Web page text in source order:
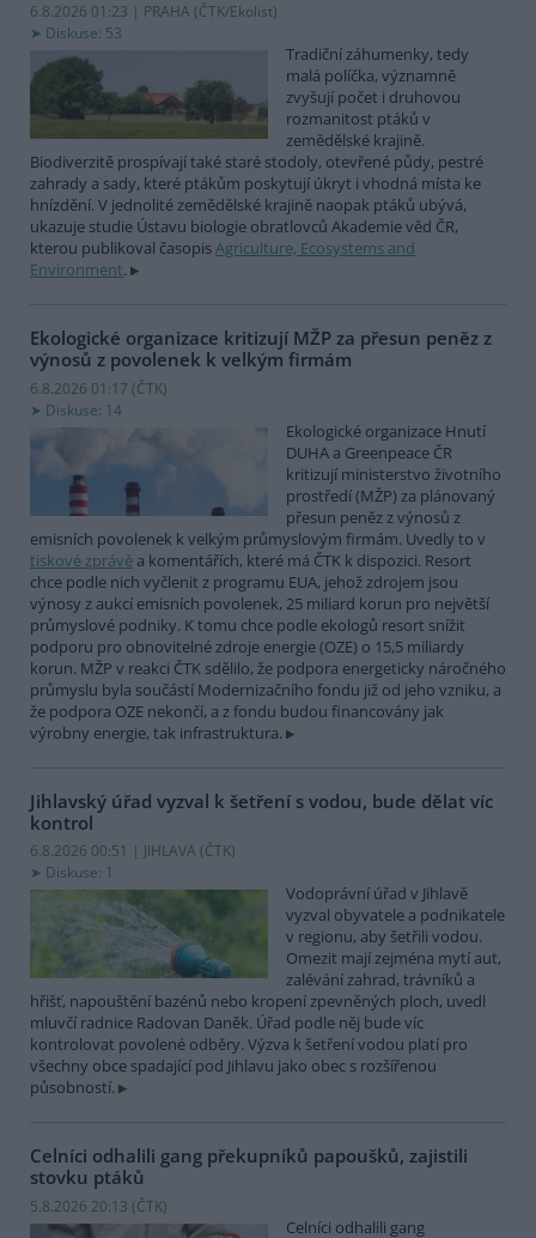
6.8.2026 01:23 | PRAHA (ČTK/Ekolist)
Diskuse: 53
Tradiční záhumenky, tedy
malá políčka, významně
zvyšují počet i druhovou
rozmanitost ptáků v
zemědělské krajině.
Biodiverzitě prospívají také staré stodoly, otevřené půdy, pestré
zahrady a sady, které ptákům poskytují úkryt i vhodná místa ke
hnízdění. V jednolité zemědělské krajině naopak ptáků ubývá,
ukazuje studie Ústavu biologie obratlovců Akademie věd ČR,
kterou publikoval časopisAgriculture, Ecosystems and
Environment.
Ekologické organizace kritizují MŽP za přesun peněz z
výnosů z povolenek k velkým firmám
6.8.2026 01:17 (ČTK)
Diskuse: 14
Ekologické organizace Hnutí
DUHA a Greenpeace ČR
kritizují ministerstvo životního
prostředí (MŽP) za plánovaný
přesun peněz z výnosů z
emisních povolenek k velkým průmyslovým firmám. Uvedly to v
tiskové zprávě a komentářích, které má ČTK k dispozici. Resort
chce podle nich vyčlenit z programu EUA, jehož zdrojem jsou
výnosy z aukcí emisních povolenek, 25 miliard korun pro největší
průmyslové podniky. K tomu chce podle ekologů resort snížit
podporu pro obnovitelné zdroje energie (OZE) o 15,5 miliardy
korun. MŽP v reakci ČTK sdělilo, že podpora energeticky náročného
průmyslu byla součástí Modernizačního fondu již od jeho vzniku, a
že podpora OZE nekončí, a z fondu budou financovány jak
výrobny energie, tak infrastruktura.
Jihlavský úřad vyzval k šetření s vodou, bude dělat víc
kontrol
6.8.2026 00:51 | JIHLAVA (ČTK)
Diskuse: 1
Vodoprávní úřad v Jihlavě
vyzval obyvatele a podnikatele
v regionu, aby šetřili vodou.
Omezit mají zejména mytí aut,
zalévání zahrad, trávníků a
hřišť, napouštění bazénů nebo kropení zpevněných ploch, uvedl
mluvčí radnice Radovan Daněk. Úřad podle něj bude víc
kontrolovat povolené odběry. Výzva k šetření vodou platí pro
všechny obce spadající pod Jihlavu jako obec s rozšířenou
působností.
Celníci odhalili gang překupníků papoušků, zajistili
stovku ptáků
5.8.2026 20:13 (ČTK)
Celníci odhalili gang